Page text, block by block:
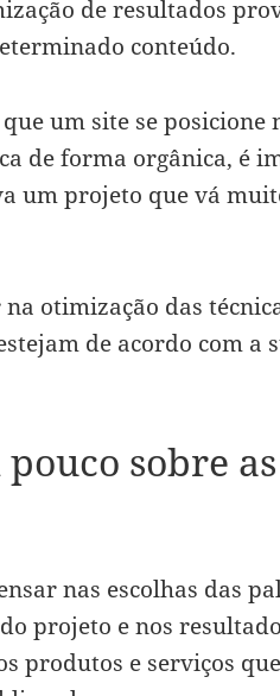
de resultados
conteúdo.
um site se
de forma orgânica, é
um projeto que vá
otimização das
de acordo com a
sobre
nas escolhas das
projeto e nos
produtos e serviços